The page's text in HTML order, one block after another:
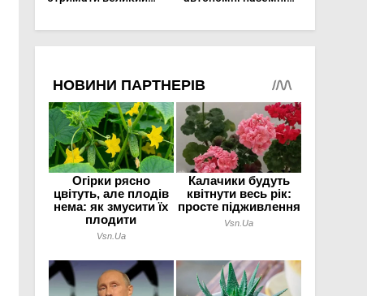
мінімальній площі
догляд за
органічними овочами